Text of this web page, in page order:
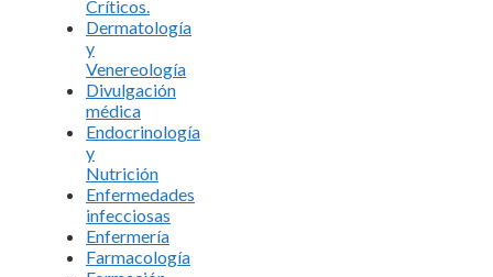
Críticos.
Dermatología
y
Venereología
Divulgación
médica
Endocrinología
y
Nutrición
Enfermedades
infecciosas
Enfermería
Farmacología